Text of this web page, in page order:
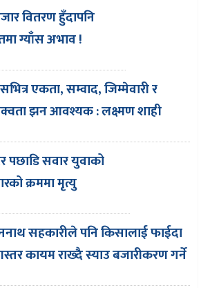
वितरण हुँदापनि
ग्याँस अभाव !
एकता, सम्वाद, जिम्मेवारी र
झन आवश्यक : लक्ष्मण शाही
पछाडि सवार युवाको
क्रममा मृत्यु
सहकारीले पनि किसालाई फाईदा
कायम राख्दै स्याउ बजारीकरण गर्ने